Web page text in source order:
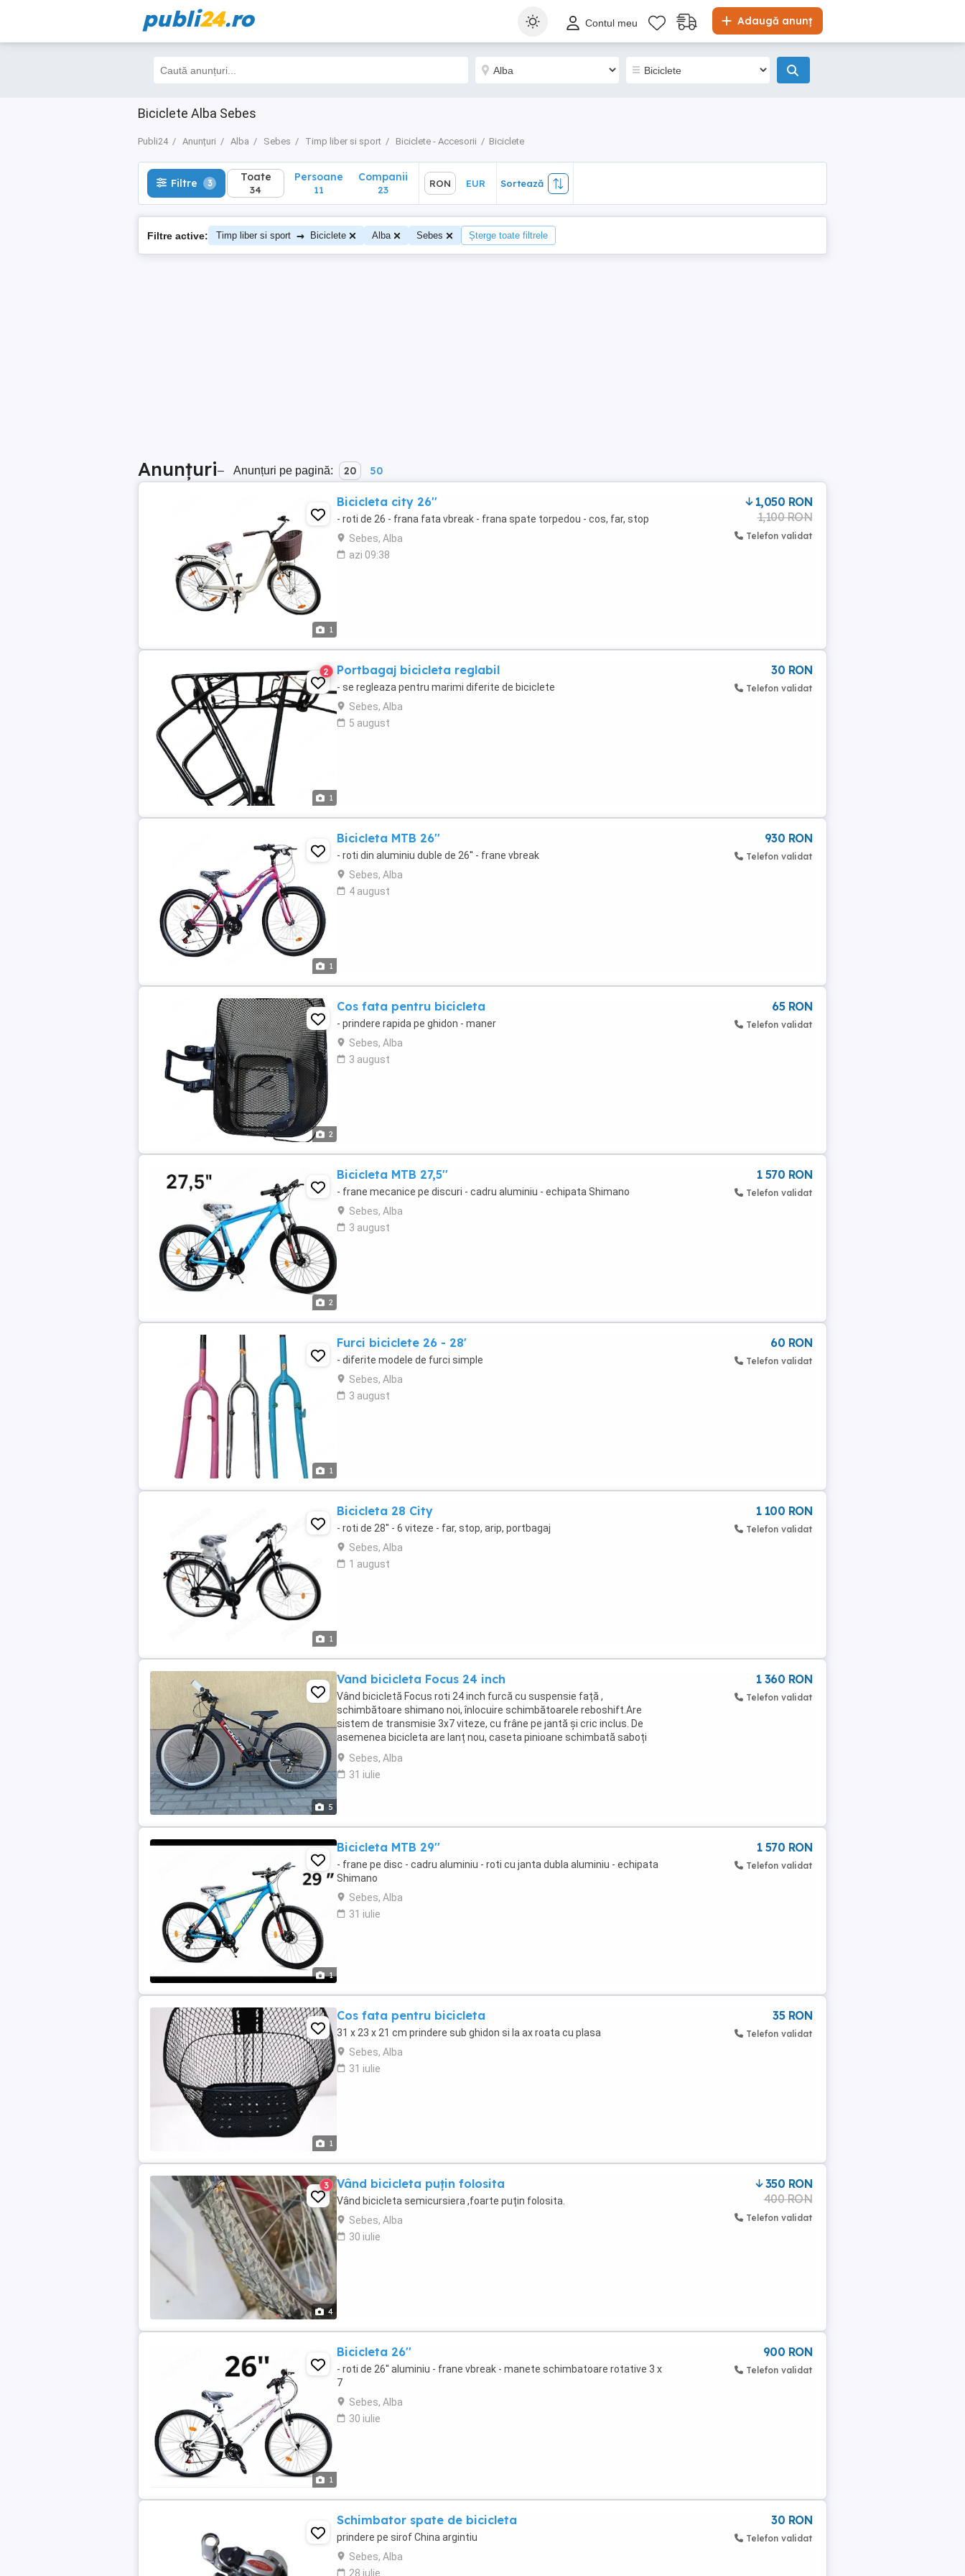
publi24.ro Adaugă anunț
Contul meu
Biciclete Alba Sebes
Publi24 Anunțuri Alba Sebes Timp liber si sport Biciclete - Accesorii Biciclete
Filtre 3 Toate
34
Sortează
Filtre 3 Toate
34
Persoane
11
Companii
23
RON EUR Sortează
Filtre active: Timp liber si sport → Biciclete Alba Sebes Șterge toate filtrele
Anunțuri– Anunțuri pe pagină: 20 50
1
Bicicleta city 26''
- roti de 26 - frana fata vbreak - frana spate torpedou - cos, far, stop
Sebes, Alba
azi 09:38
1,050 RON
1,100 RON
Telefon validat
1
2 Portbagaj bicicleta reglabil
- se regleaza pentru marimi diferite de biciclete
Sebes, Alba
5 august
30 RON
Telefon validat
1
Bicicleta MTB 26''
- roti din aluminiu duble de 26'' - frane vbreak
Sebes, Alba
4 august
930 RON
Telefon validat
2
Cos fata pentru bicicleta
- prindere rapida pe ghidon - maner
Sebes, Alba
3 august
65 RON
Telefon validat
2
Bicicleta MTB 27,5''
- frane mecanice pe discuri - cadru aluminiu - echipata Shimano
Sebes, Alba
3 august
1 570 RON
Telefon validat
1
Furci biciclete 26 - 28'
- diferite modele de furci simple
Sebes, Alba
3 august
60 RON
Telefon validat
1
Bicicleta 28 City
- roti de 28'' - 6 viteze - far, stop, arip, portbagaj
Sebes, Alba
1 august
1 100 RON
Telefon validat
5
Vand bicicleta Focus 24 inch
Vând bicicletă Focus roti 24 inch furcă cu suspensie față ,
schimbătoare shimano noi, înlocuire schimbătoarele reboshift.Are
sistem de transmisie 3x7 viteze, cu frâne pe jantă și cric inclus. De
asemenea bicicleta are lanț nou, caseta pinioane schimbată saboți
frâna noi față și spate și anvelope kenda ...
Sebes, Alba
31 iulie
1 360 RON
Telefon validat
1
Bicicleta MTB 29''
- frane pe disc - cadru aluminiu - roti cu janta dubla aluminiu - echipata
Shimano
Sebes, Alba
31 iulie
1 570 RON
Telefon validat
1
Cos fata pentru bicicleta
31 x 23 x 21 cm prindere sub ghidon si la ax roata cu plasa
Sebes, Alba
31 iulie
35 RON
Telefon validat
4
3 Vând bicicleta puțin folosita
Vând bicicleta semicursiera ,foarte puțin folosita.
Sebes, Alba
30 iulie
350 RON
400 RON
Telefon validat
1
Bicicleta 26''
- roti de 26'' aluminiu - frane vbreak - manete schimbatoare rotative 3 x
7
Sebes, Alba
30 iulie
900 RON
Telefon validat
Schimbator spate de bicicleta
prindere pe sirof China argintiu
Sebes, Alba
28 iulie
30 RON
Telefon validat